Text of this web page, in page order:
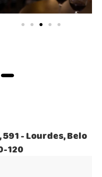
- Lourdes, Belo
120